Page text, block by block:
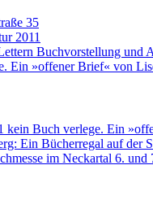
35
2011
Buchvorstellung und
Ein »offener Brief« von
kein Buch verlege. Ein
Ein Bücherregal auf der
im Neckartal 6. und